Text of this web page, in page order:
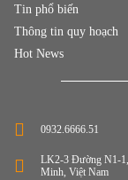
Tin phổ biến
Thông tin quy hoạch
Hot News
0932.6666.51
LK2-3 Đường N1-
Minh, Việt Nam